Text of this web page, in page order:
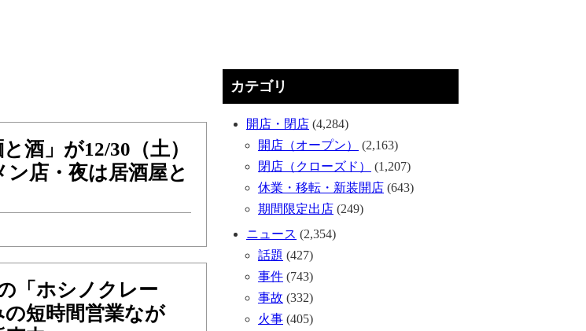
酒」が12/30（土）
店・夜は居酒屋と
「ホシノクレー
短時間営業なが
カテゴリ
開店・閉店 (4,284)
開店（オープン）
(2,163)
閉店（クローズド）
(1,207)
休業・移転・新装開店 (643)
期間限定出店 (249)
ニュース (2,354)
話題 (427)
事件 (743)
事故 (332)
火事 (405)